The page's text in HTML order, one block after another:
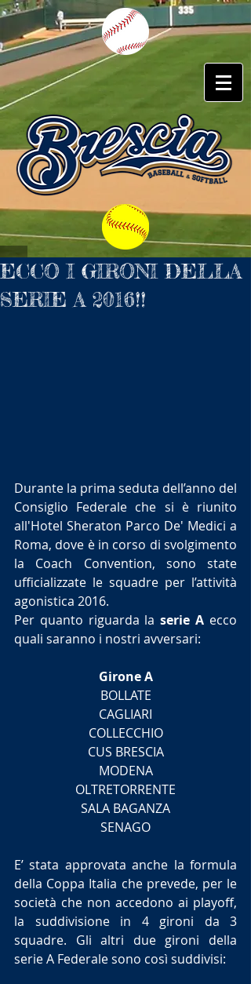
ECCO I GIRONI DELLA
SERIE A 2016!!
Durante la prima seduta dell’anno del
Consiglio Federale che si è riunito
all'Hotel Sheraton Parco De' Medici a
Roma, dove è in corso di svolgimento
la Coach Convention, sono state
ufficializzate le squadre per l’attività
agonistica 2016.
Per quanto riguarda la serie A ecco
quali saranno i nostri avversari:
Girone A
BOLLATE
CAGLIARI
COLLECCHIO
CUS BRESCIA
MODENA
OLTRETORRENTE
SALA BAGANZA
SENAGO
E’ stata approvata anche la formula
della Coppa Italia che prevede, per le
società che non accedono ai playoff,
la suddivisione in 4 gironi da 3
squadre. Gli altri due gironi della
serie A Federale sono così suddivisi: